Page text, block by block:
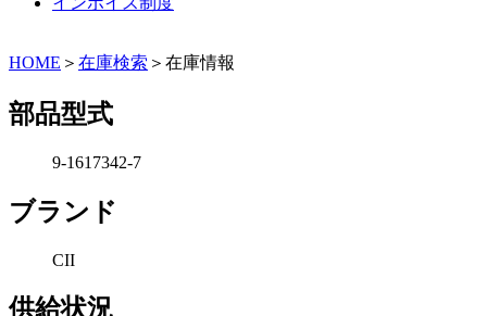
HOME ＞ 在庫検索 ＞在庫情報
部品型式
9-1617342-7
ブランド
CII
供給状況